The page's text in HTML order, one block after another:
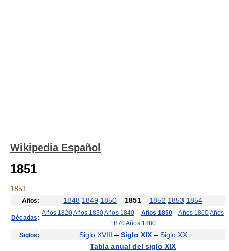
Wikipedia Español
1851
1851
Años: 1848 1849 1850 – 1851 – 1852 1853 1854
Décadas:
Años 1820Años 1830Años 1840 – Años 1850 –Años 1860Años
1870Años 1880
Siglos: Siglo XVIII – Siglo XIX– Siglo XX
Tabla anual del siglo XIX